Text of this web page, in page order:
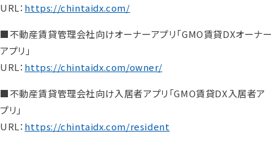
URL： https://chintaidx.com/
■不動産賃貸管理会社向けオーナーアプリ「GMO賃貸DXオーナー
アプリ」
URL： https://chintaidx.com/owner/
■不動産賃貸管理会社向け入居者アプリ「GMO賃貸DX入居者ア
プリ」
URL： https://chintaidx.com/resident